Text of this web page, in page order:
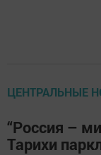
ЦЕНТРАЛЬНЫЕ
“Россия –
Тарихи